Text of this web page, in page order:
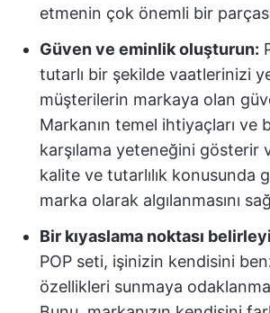
etmenin çok önemli bir
Güven ve eminlik oluşturun:
tutarlı bir şekilde vaatlerinizi
müşterilerin markaya olan
Markanın temel ihtiyaçları ve
karşılama yeteneğini gösterir
kalite ve tutarlılık konusunda
marka olarak algılanmasını
Bir kıyaslama noktası
POP seti, işinizin kendisini
özellikleri sunmaya